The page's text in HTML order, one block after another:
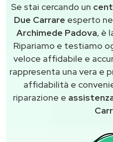
Se stai cercando un
Due Carrare esperto
Archimede Padova, è
Ripariamo e testiamo
veloce affidabile e
rappresenta una vera e
affidabilità e
riparazione e